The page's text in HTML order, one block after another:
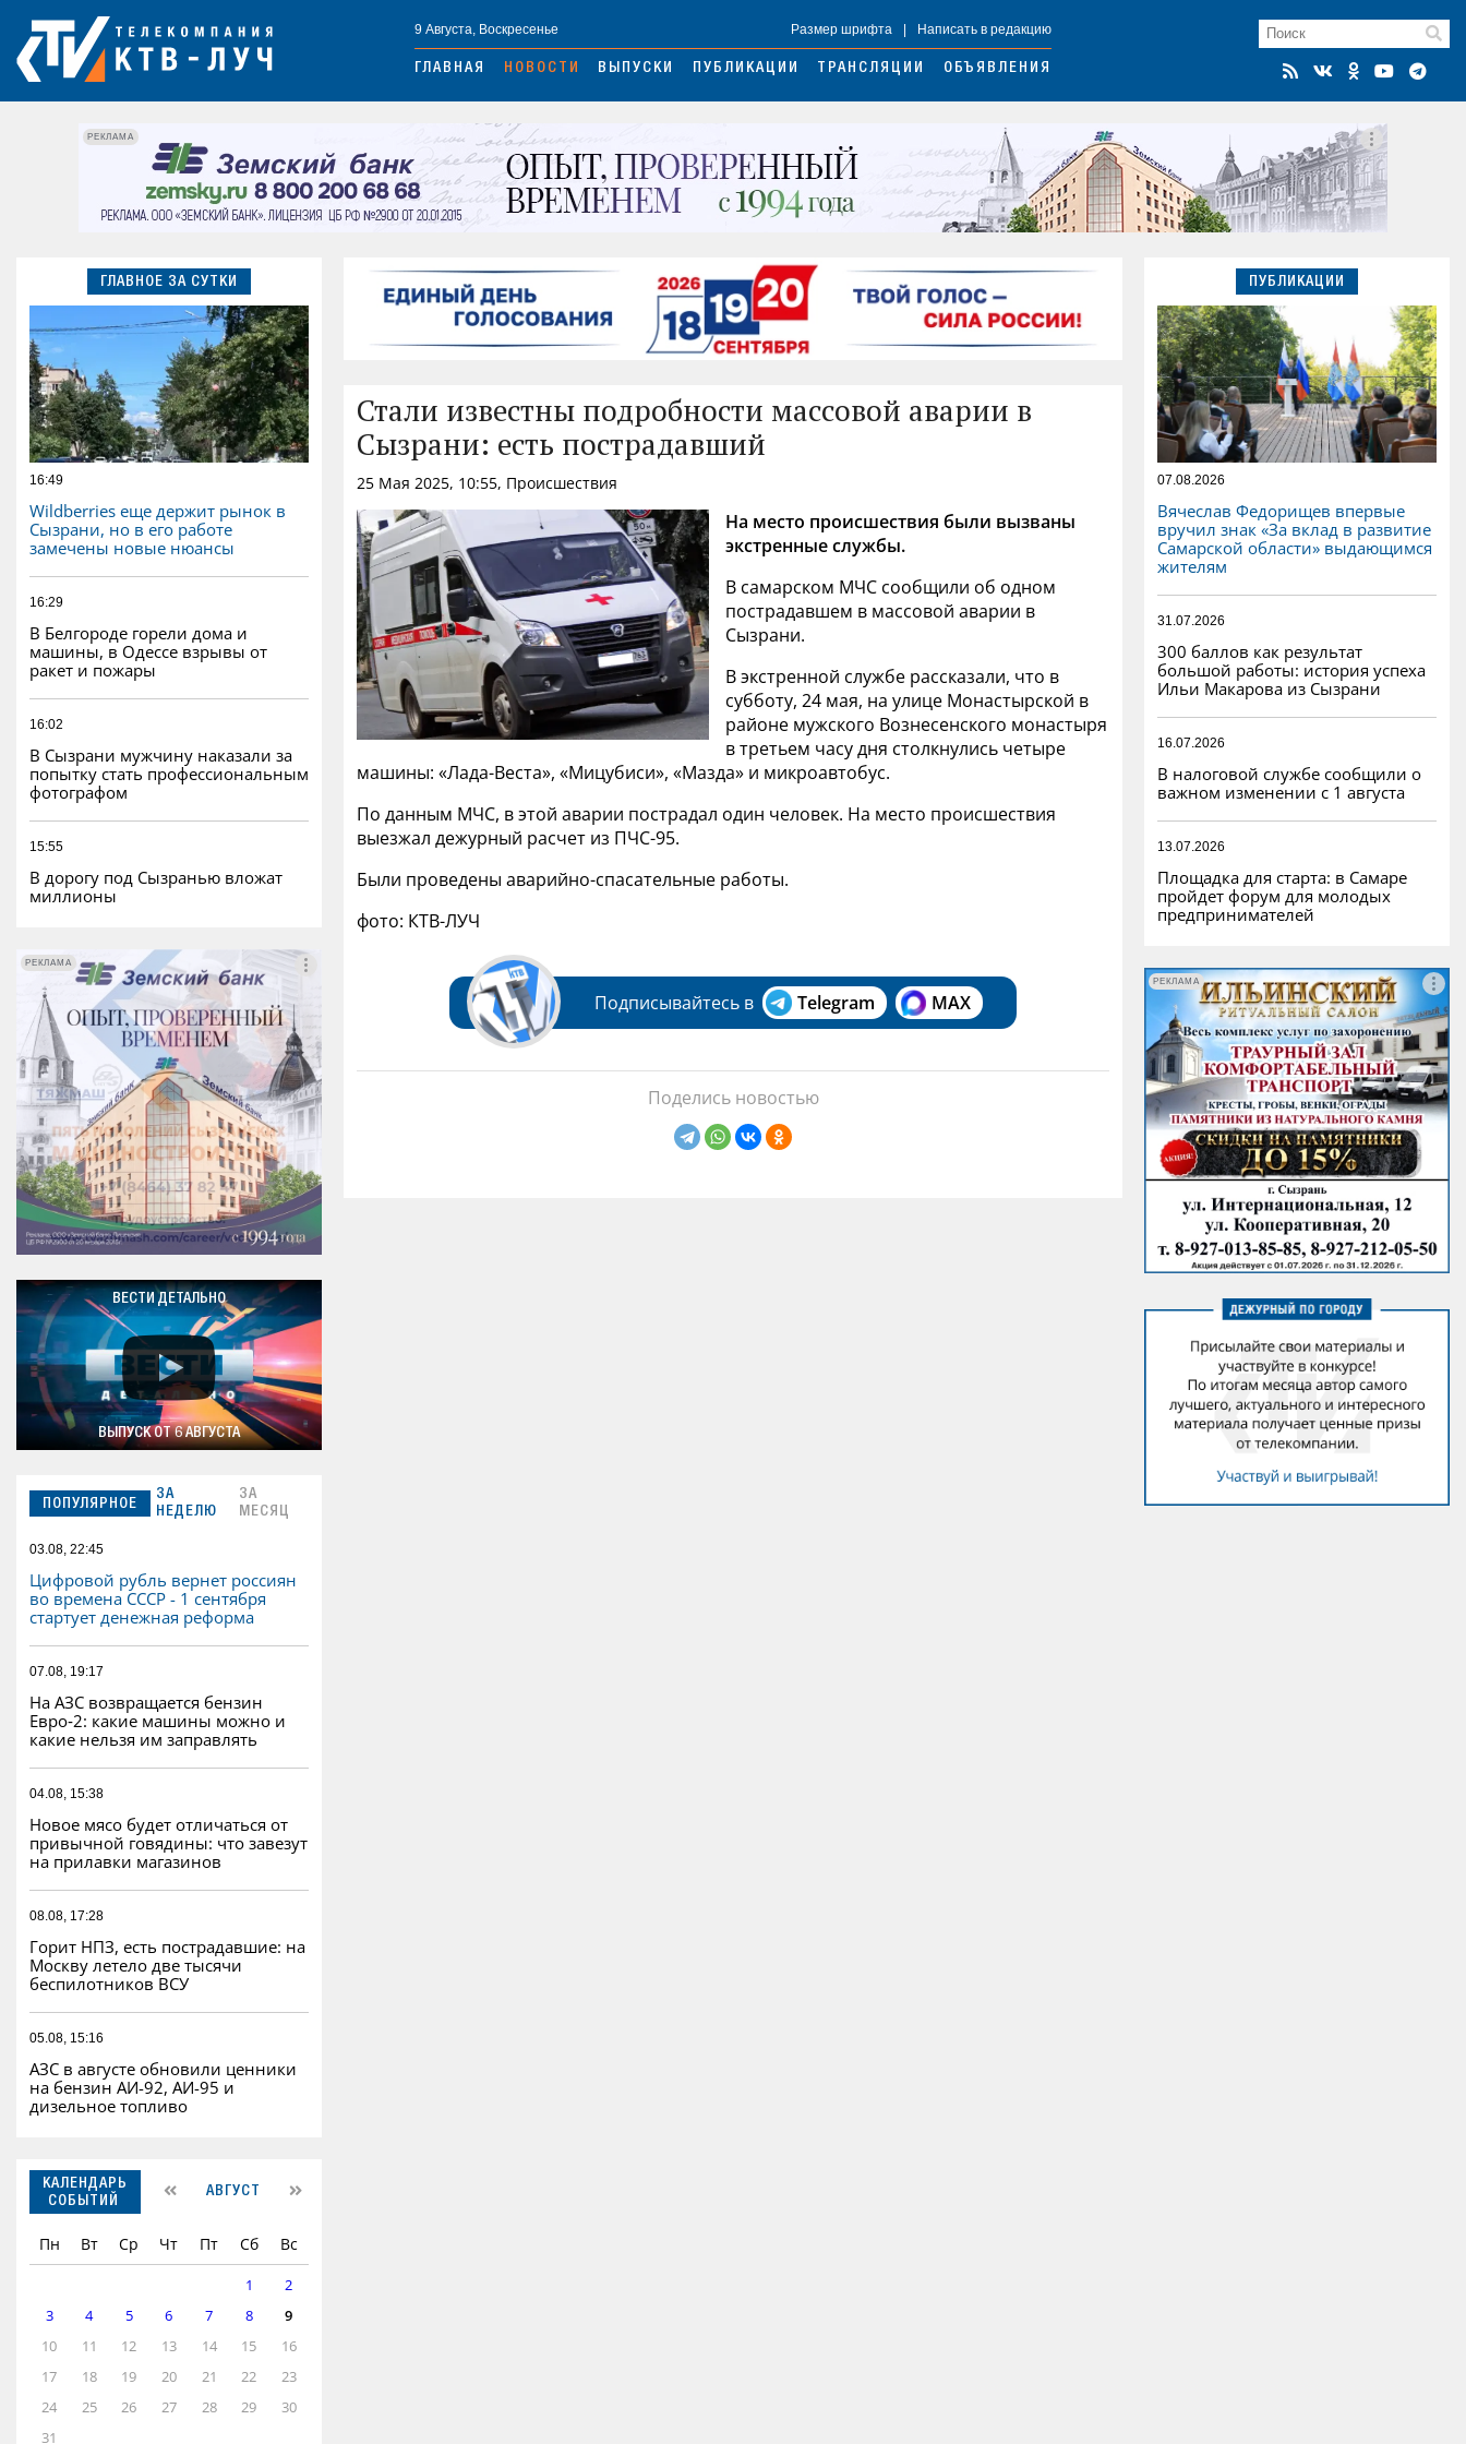
9 Августа, Воскресенье Размер шрифта Написать в редакцию
ГЛАВНАЯ НОВОСТИ ВЫПУСКИ ПУБЛИКАЦИИ ТРАНСЛЯЦИИ ОБЪЯВЛЕНИЯ
РЕКЛАМА
ГЛАВНОЕ ЗА СУТКИ
16:49
Wildberries еще держит рынок в
Сызрани, но в его работе
замечены новые нюансы
16:29
В Белгороде горели дома и
машины, в Одессе взрывы от
ракет и пожары
16:02
В Сызрани мужчину наказали за
попытку стать профессиональным
фотографом
15:55
В дорогу под Сызранью вложат
миллионы
РЕКЛАМА
РЕКЛАМА
ВЕСТИ ДЕТАЛЬНО
ВЫПУСК ОТ 6 АВГУСТА
ПОПУЛЯРНОЕ
ЗА
НЕДЕЛЮ
ЗА
МЕСЯЦ
03.08, 22:45
Цифровой рубль вернет россиян
во времена СССР - 1 сентября
стартует денежная реформа
07.08, 19:17
На АЗС возвращается бензин
Евро‑2: какие машины можно и
какие нельзя им заправлять
04.08, 15:38
Новое мясо будет отличаться от
привычной говядины: что завезут
на прилавки магазинов
08.08, 17:28
Горит НПЗ, есть пострадавшие: на
Москву летело две тысячи
беспилотников ВСУ
05.08, 15:16
АЗС в августе обновили ценники
на бензин АИ-92, АИ-95 и
дизельное топливо
КАЛЕНДАРЬ
СОБЫТИЙ
АВГУСТ
Пн Вт Ср Чт Пт Сб Вс
1
2
3
4 5 6 7 8
9
10
11 12 13 14 15
16
17
18 19 20 21 22
23
24
25 26 27 28 29
30
31
Стали известны подробности массовой аварии в
Сызрани: есть пострадавший
25 Мая 2025, 10:55, Происшествия
На место происшествия были вызваны
экстренные службы.
В самарском МЧС сообщили об одном
пострадавшем в массовой аварии в
Сызрани.
В экстренной службе рассказали, что в
субботу, 24 мая, на улице Монастырской в
районе мужского Вознесенского монастыря
в третьем часу дня столкнулись четыре
машины: «Лада-Веста», «Мицубиси», «Мазда» и микроавтобус.
По данным МЧС, в этой аварии пострадал один человек. На место происшествия
выезжал дежурный расчет из ПЧС-95.
Были проведены аварийно-спасательные работы.
фото: КТВ-ЛУЧ
Подписывайтесь в Telegram MAX
Поделись новостью
ПУБЛИКАЦИИ
07.08.2026
Вячеслав Федорищев впервые
вручил знак «За вклад в развитие
Самарской области» выдающимся
жителям
31.07.2026
300 баллов как результат
большой работы: история успеха
Ильи Макарова из Сызрани
16.07.2026
В налоговой службе сообщили о
важном изменении с 1 августа
13.07.2026
Площадка для старта: в Самаре
пройдет форум для молодых
предпринимателей
РЕКЛАМА